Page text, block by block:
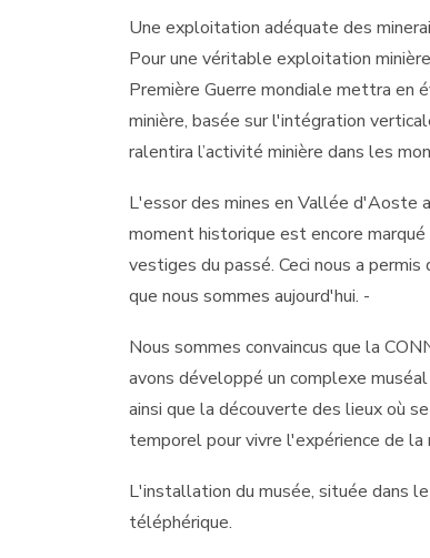
Une exploitation adéquate des
Pour une véritable exploitation
Première Guerre mondiale mettra en
minière, basée sur l'intégration
ralentira l’activité minière dans les
L'essor des mines en Vallée d'Aoste
moment historique est encore
vestiges du passé. Ceci nous a
que nous sommes aujourd'hui. -
Nous sommes convaincus que la
avons développé un complexe
ainsi que la découverte des lieux où
temporel pour vivre l'expérience de
L'installation du musée, située dans
téléphérique.